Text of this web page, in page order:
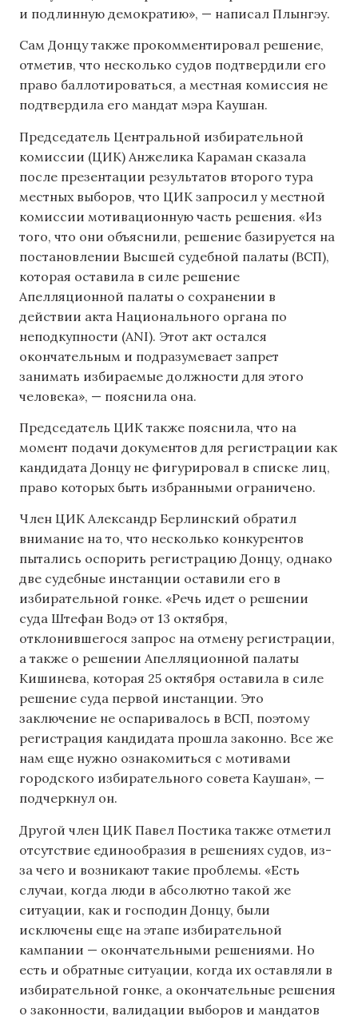
и подлинную демократию», — написал Плынгэу.
Сам Донцу также прокомментировал решение,
отметив, что несколько судов подтвердили его
право баллотироваться, а местная комиссия не
подтвердила его мандат мэра Каушан.
Председатель Центральной избирательной
комиссии (ЦИК) Анжелика Караман сказала
после презентации результатов второго тура
местных выборов, что ЦИК запросил у местной
комиссии мотивационную часть решения. «Из
того, что они объяснили, решение базируется на
постановлении Высшей судебной палаты (ВСП),
которая оставила в силе решение
Апелляционной палаты о сохранении в
действии акта Национального органа по
неподкупности (ANI). Этот акт остался
окончательным и подразумевает запрет
занимать избираемые должности для этого
человека», — пояснила она.
Председатель ЦИК также пояснила, что на
момент подачи документов для регистрации как
кандидата Донцу не фигурировал в списке лиц,
право которых быть избранными ограничено.
Член ЦИК Александр Берлинский обратил
внимание на то, что несколько конкурентов
пытались оспорить регистрацию Донцу, однако
две судебные инстанции оставили его в
избирательной гонке. «Речь идет о решении
суда Штефан Водэ от 13 октября,
отклонившегося запрос на отмену регистрации,
а также о решении Апелляционной палаты
Кишинева, которая 25 октября оставила в силе
решение суда первой инстанции. Это
заключение не оспаривалось в ВСП, поэтому
регистрация кандидата прошла законно. Все же
нам еще нужно ознакомиться с мотивами
городского избирательного совета Каушан», —
подчеркнул он.
Другой член ЦИК Павел Постика также отметил
отсутствие единообразия в решениях судов, из-
за чего и возникают такие проблемы. «Есть
случаи, когда люди в абсолютно такой же
ситуации, как и господин Донцу, были
исключены еще на этапе избирательной
кампании — окончательными решениями. Но
есть и обратные ситуации, когда их оставляли в
избирательной гонке, а окончательные решения
о законности, валидации выборов и мандатов